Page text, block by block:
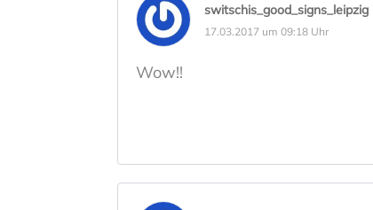
switschis_good_signs_leipzig
17.03.2017 um 09:18 Uhr
Wow!!